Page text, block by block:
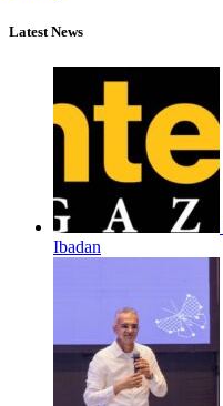
Latest News
Ibadan